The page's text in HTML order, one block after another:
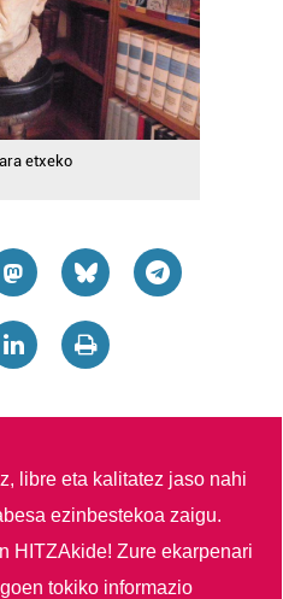
etxeko
libre eta kalitatez jaso nahi
ezinbestekoa zaigu.
HITZAkide!Zure ekarpenari
tokiko informazio